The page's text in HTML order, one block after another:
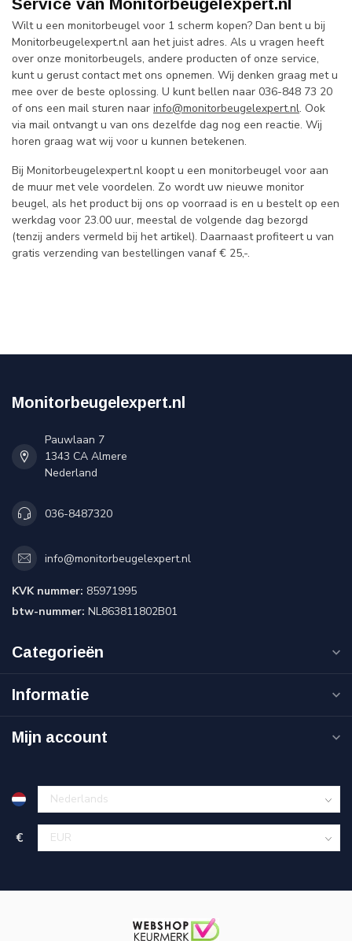
Wilt u een monitorbeugel voor 1 scherm kopen? Dan bent u bij
Monitorbeugelexpert.nl aan het juist adres. Als u vragen heeft
over onze monitorbeugels, andere producten of onze service,
kunt u gerust contact met ons opnemen. Wij denken graag met u
mee over de beste oplossing. U kunt bellen naar 036-848 73 20
of ons een mail sturen naar info@monitorbeugelexpert.nl. Ook
via mail ontvangt u van ons dezelfde dag nog een reactie. Wij
horen graag wat wij voor u kunnen betekenen.
Bij Monitorbeugelexpert.nl koopt u een monitorbeugel voor aan
de muur met vele voordelen. Zo wordt uw nieuwe monitor
beugel, als het product bij ons op voorraad is en u bestelt op een
werkdag voor 23.00 uur, meestal de volgende dag bezorgd
(tenzij anders vermeld bij het artikel). Daarnaast profiteert u van
gratis verzending van bestellingen vanaf € 25,-.
Monitorbeugelexpert.nl
Pauwlaan 7
1343 CA Almere
Nederland
036-8487320
info@monitorbeugelexpert.nl
KVK nummer: 85971995
btw-nummer: NL863811802B01
Categorieën
Informatie
Mijn account
€